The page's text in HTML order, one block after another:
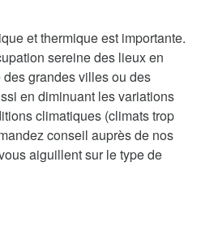
et thermique est importante.
sereine des lieux en
grandes villes ou des
en diminuant les variations
climatiques (climats trop
conseil auprès de nos
aiguillent sur le type de